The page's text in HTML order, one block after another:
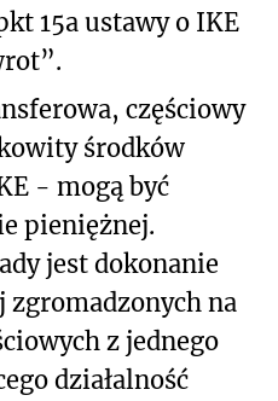
15a ustawy o IKE
częściowy
środków
- mogą być
pieniężnej.
jest dokonanie
zgromadzonych na
z jednego
działalność